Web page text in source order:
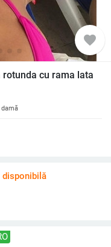
favorite
cu rama lata
disponibilă